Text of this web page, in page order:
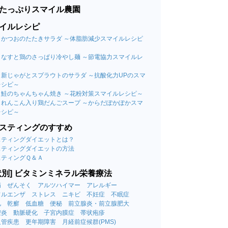
っぷりスマイル農園
ルレシピ
つおのたたきサラダ ～体脂肪減少スマイルレシピ
すと鶏のさっぱり冷やし麺 ～節電協力スマイルレ
じゃがとスプラウトのサラダ ～抗酸化力UPのスマ
ピ～
のちゃんちゃん焼き ～花粉対策スマイルレシピ～
んこん入り鶏だんごスープ ～からだぽかぽかスマ
ピ～
ティングのすすめ
ィングダイエットとは？
ィングダイエットの方法
ィングＱ＆Ａ
] ビタミンミネラル栄養療法
ぜんそく アルツハイマー
アレルギー
エンザ
ストレス ニキビ 不妊症
不眠症
乾癬 低血糖 便秘
前立腺炎・前立腺肥大
動脈硬化 子宮内膜症
帯状疱疹
疾患
更年期障害
月経前症候群(PMS)